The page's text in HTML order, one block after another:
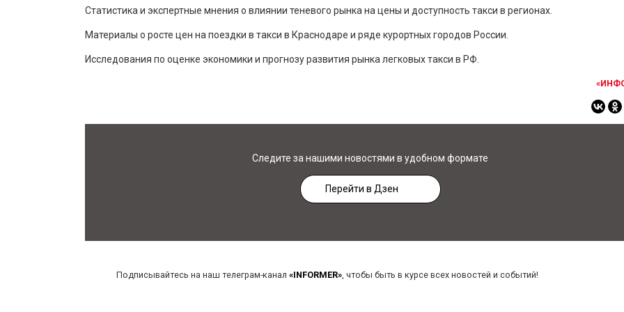
Статистика и экспертные мнения о влиянии теневого рынка на цены и доступность такси в регионах.
Материалы о росте цен на поездки в такси в Краснодаре и ряде курортных городов России.
Исследования по оценке экономики и прогнозу развития рынка легковых такси в РФ.
Следите за нашими новостями в удобном формате
Перейти в Дзен
Подписывайтесь на наш телеграм-канал «INFORMER», чтобы быть в курсе всех новостей и событий!